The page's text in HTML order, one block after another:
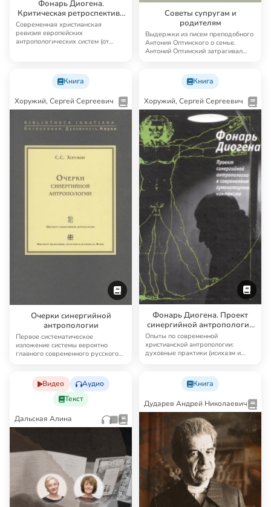
Фонарь Диогена.
Критическая ретроспектива
европейской антропологии
Современная христианская
ревизия европейских
антропологических систем (от
Советы супругам и
родителям
Выдержки из писем преподобного
Антония Оптинского о семье.
Антоний Оптинский затрагивал
Книга
Хоружий, Сергей Сергеевич
Очерки синергийной
антропологии
Первое систематическое
изложение системы вероятно
главного современного русского
Книга
Хоружий, Сергей Сергеевич
Фонарь Диогена. Проект
синергийной антропологии
в современном
гуманитарном контексте
Опыты по современной
христианской антропологии:
духовные практики (исихазм и
Видео
Аудио
Текст
Дальская Алина
Книга
Дударев Андрей Николаевич